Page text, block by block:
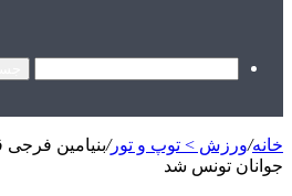
خانه/ورزش > توپ و تور/بنیامین فرجی
جوانان تونس شد